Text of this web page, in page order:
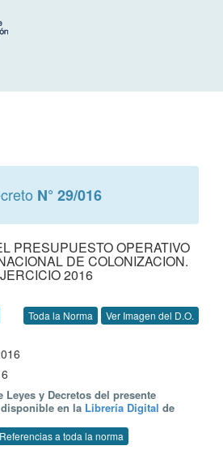
N° 29/016
PRESUPUESTO OPERATIVO
DE COLONIZACION.
2016
Toda la Norma Ver Imagen del D.O.
Leyes y Decretos del presente
en la Librería Digital de
Referencias a toda la norma